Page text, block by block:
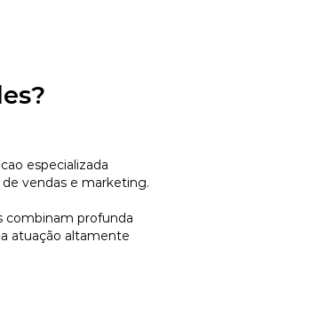
especializada
vendas e marketing.
combinam profunda
atuação altamente